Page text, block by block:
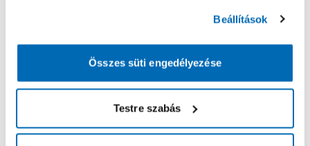
Beállítások
Összes süti engedélyezése
Testre szabás